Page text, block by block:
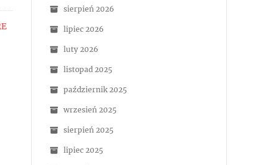
sierpień 2026
lipiec 2026
luty 2026
listopad 2025
październik 2025
wrzesień 2025
sierpień 2025
lipiec 2025